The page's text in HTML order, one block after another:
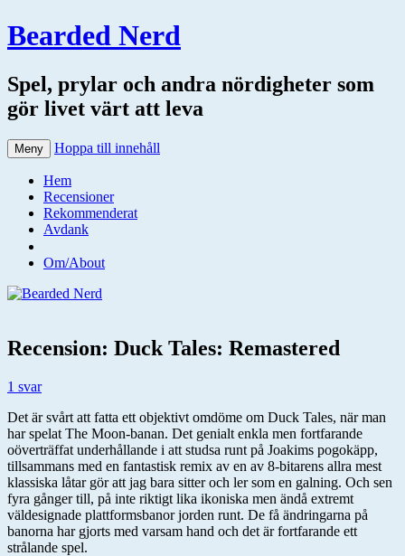
Bearded Nerd
Spel, prylar och andra nördigheter som
gör livet värt att leva
Meny Hoppa till innehåll
Hem
Recensioner
Rekommenderat
Avdank
Om/About
Recension: Duck Tales: Remastered
1 svar
Det är svårt att fatta ett objektivt omdöme om Duck Tales, när man
har spelat The Moon-banan. Det genialt enkla men fortfarande
oöverträffat underhållande i att studsa runt på Joakims pogokäpp,
tillsammans med en fantastisk remix av en av 8-bitarens allra mest
klassiska låtar gör att jag bara sitter och ler som en galning. Och sen
fyra gånger till, på inte riktigt lika ikoniska men ändå extremt
väldesignade plattformsbanor jorden runt. De få ändringarna på
banorna har gjorts med varsam hand och det är fortfarande ett
strålande spel.